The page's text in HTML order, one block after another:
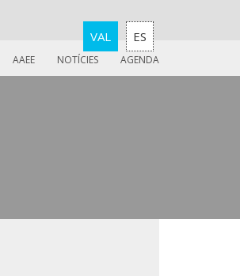
VAL ES
AAEE NOTÍCIES AGENDA